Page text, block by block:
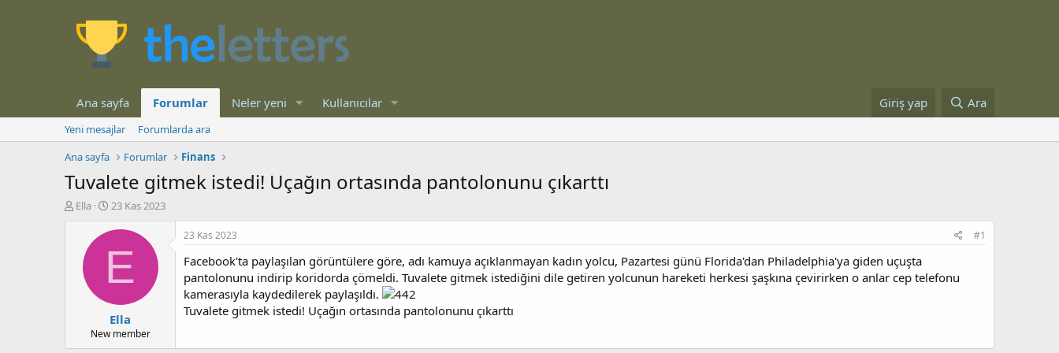
Ana sayfa Forumlar Neler yeni Kullanıcılar Giriş yap Ara
Yeni mesajlar
Forumlarda ara
Ana sayfa
Forumlar Finans
Tuvalete gitmek istedi! Uçağın ortasında pantolonunu çıkarttı
K
l
Ella
B
ş
a
n
ı
ç
t
a
23 Kas 2023
E
Ella
New member
23 Kas 2023 #1
Facebook'ta paylaşılan görüntülere göre, adı kamuya açıklanmayan kadın yolcu, Pazartesi günü Florida'dan Philadelphia'ya giden uçuşta
pantolonunu indirip koridorda çömeldi. Tuvalete gitmek istediğini dile getiren yolcunun hareketi herkesi şaşkına çevirirken o anlar cep telefonu
kamerasıyla kaydedilerek paylaşıldı.
Tuvalete gitmek istedi! Uçağın ortasında pantolonunu çıkarttı